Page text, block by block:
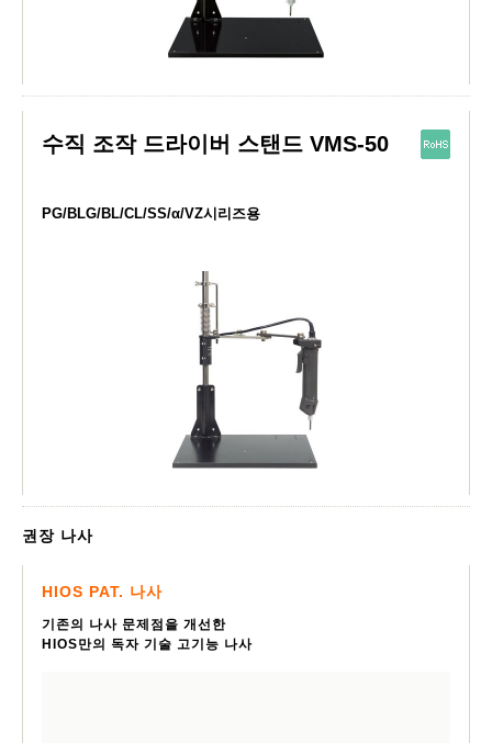
수직 조작 드라이버 스탠드 VMS-50
PG/BLG/BL/CL/SS/α/VZ시리즈용
권장 나사
HIOS PAT. 나사
기존의 나사 문제점을 개선한
HIOS만의 독자 기술 고기능 나사